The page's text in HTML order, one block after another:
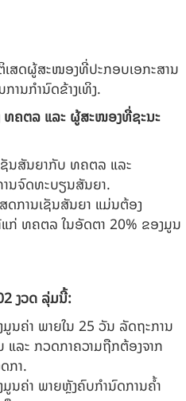
ສດຜູ້ສະໜອງທີ່ປະກອບເອກະສານ
ນກຳນົດຂ້າງເທິງ.
ທຄຕລ ແລະ ຜູ້ສະໜອງທີ່ຊະນະ
ນສັນຍາກັບ ທຄຕລ ແລະ
ນຈົດທະບຽນສັນຍາ.
ດການເຊັນສັນຍາ ແມ່ນຕ້ອງ
ກ່ ທຄຕລ ໃນອັດຕາ 20% ຂອງມູນ
ງວດ ລຸ່ມນີ້:
ນຄ່າ ພາຍໃນ 25 ວັນ ລັດຖະການ
ລະ ກວດກາຄວາມຖືກຕ້ອງຈາກ
ກາ.
ນຄ່າ ພາຍຫຼັງຄົບກໍານົດການຄໍ້າ